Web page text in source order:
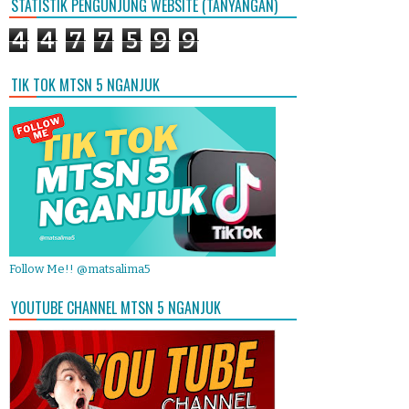
STATISTIK PENGUNJUNG WEBSITE (TANYANGAN)
4 4 7 7 5 9 9
TIK TOK MTSN 5 NGANJUK
Follow Me!! @matsalima5
YOUTUBE CHANNEL MTSN 5 NGANJUK